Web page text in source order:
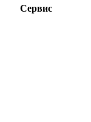
Сервис